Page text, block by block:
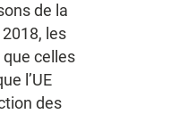
de la
les
celles
l’UE
des